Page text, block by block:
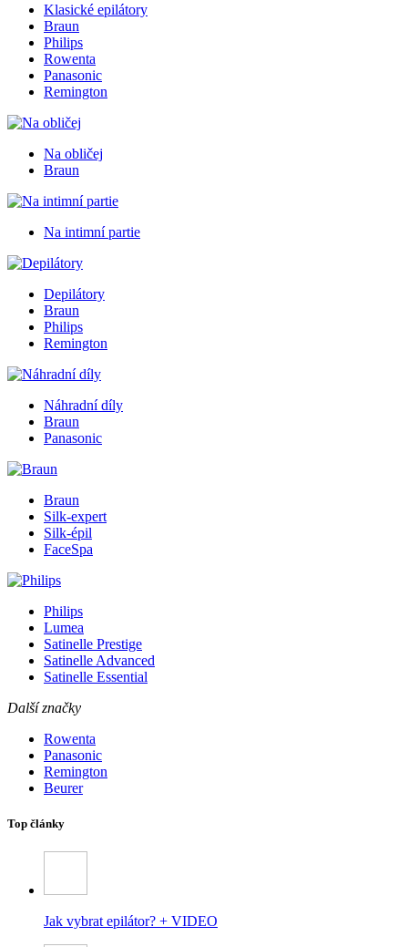
Klasické epilátory
Braun
Philips
Rowenta
Panasonic
Remington
Na obličej
Braun
Na intimní partie
Depilátory
Braun
Philips
Remington
Náhradní díly
Braun
Panasonic
Braun
Silk-expert
Silk-épil
FaceSpa
Philips
Lumea
Satinelle Prestige
Satinelle Advanced
Satinelle Essential
Další značky
Rowenta
Panasonic
Remington
Beurer
Top články
Jak vybrat epilátor? + VIDEO